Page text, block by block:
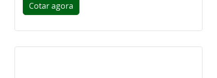
Cotar agora